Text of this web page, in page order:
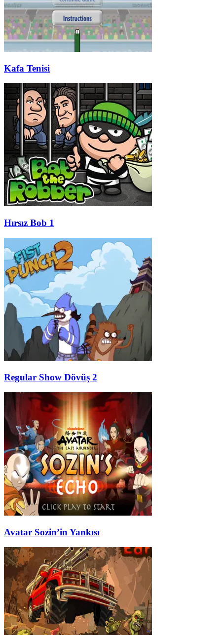
Kafa Tenisi
Hırsız Bob 1
Regular Show Dövüş 2
Avatar Sozin’in Yankısı